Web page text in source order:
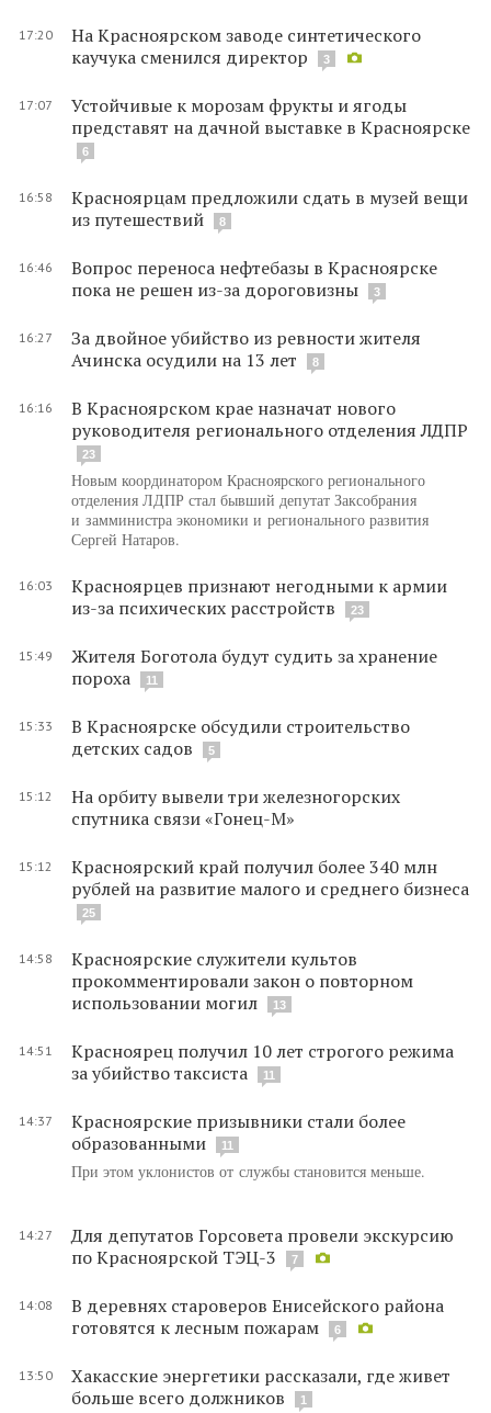
17:20
На Красноярском заводе синтетического
каучука сменился директор
3
17:07
Устойчивые к морозам фрукты и ягоды
представят на дачной выставке в Красноярске
6
16:58
Красноярцам предложили сдать в музей вещи
из путешествий
8
16:46
Вопрос переноса нефтебазы в Красноярске
пока не решен из-за дороговизны
3
16:27
За двойное убийство из ревности жителя
Ачинска осудили на 13 лет
8
16:16
В Красноярском крае назначат нового
руководителя регионального отделения ЛДПР
23
Новым координатором Красноярского регионального
отделения ЛДПР стал бывший депутат Заксобрания
и замминистра экономики и регионального развития
Сергей Натаров.
16:03
Красноярцев признают негодными к армии
из-за психических расстройств
23
15:49
Жителя Боготола будут судить за хранение
пороха
11
15:33
В Красноярске обсудили строительство
детских садов
5
15:12
На орбиту вывели три железногорских
спутника связи «Гонец-М»
15:12
Красноярский край получил более 340 млн
рублей на развитие малого и среднего бизнеса
25
14:58
Красноярские служители культов
прокомментировали закон о повторном
использовании могил
13
14:51
Красноярец получил 10 лет строгого режима
за убийство таксиста
11
14:37
Красноярские призывники стали более
образованными
11
При этом уклонистов от службы становится меньше.
14:27
Для депутатов Горсовета провели экскурсию
по Красноярской ТЭЦ-3
7
14:08
В деревнях староверов Енисейского района
готовятся к лесным пожарам
6
13:50
Хакасские энергетики рассказали, где живет
больше всего должников
1